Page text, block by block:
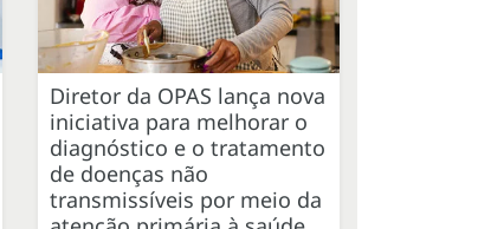
Diretor da OPAS lança nova
iniciativa para melhorar o
diagnóstico e o tratamento
de doenças não
transmissíveis por meio da